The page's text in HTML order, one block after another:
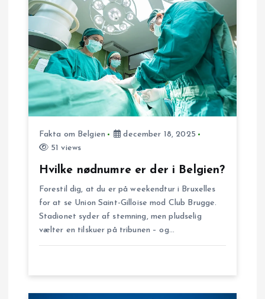
s
n
a
v
o
Fakta om Belgien
december 18, 2025
51 views
Hvilke nødnumre er der i Belgien?
Forestil dig, at du er på weekendtur i Bruxelles
for at se Union Saint-Gilloise mod Club Brugge.
Stadionet syder af stemning, men pludselig
vælter en tilskuer på tribunen – og…